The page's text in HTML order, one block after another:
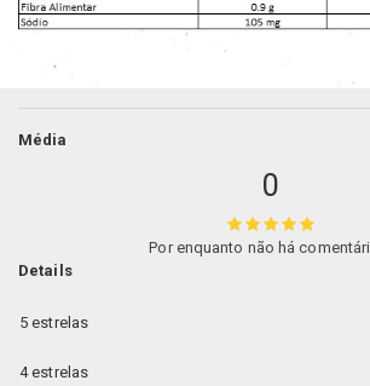
Média
0
Por enquanto não há
Details
5 estrelas
4 estrelas